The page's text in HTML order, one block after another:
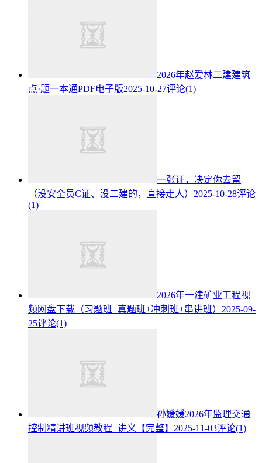
2026年赵爱林二建建筑
点·题一本通PDF电子版2025-10-27评论(1)
一张证，决定你去留
（没安全员C证、没二建的，直接走人） 2025-10-28评论
(1)
2026年一建矿业工程视
频网盘下载（习题班+真题班+冲刺班+串讲班） 2025-09-
25评论(1)
孙媛媛2026年监理交通
控制精讲班视频教程+讲义【完整】 2025-11-03评论(1)